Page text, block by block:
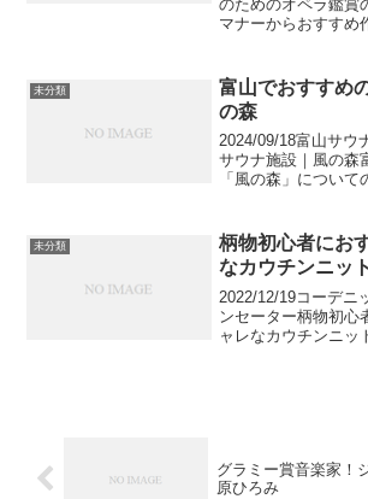
のためのオペラ鑑賞
マナーからおすすめ
品を解説します。是
にふれ、その魅...
未分類
富山でおすすめ
の森
2024/09/18富山サウ
サウナ施設｜風の森
「風の森」について
さい。
典：...
未分類
柄物初心者にお
なカウチンニッ
2022/12/19コーデニ
ンセーター柄物初心
ャレなカウチンニッ
グラミー賞音楽家！
原ひろみ